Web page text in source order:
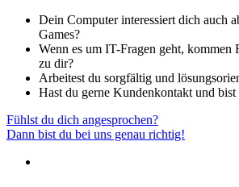
Dein Computer interessiert dich auch
Games?
Wenn es um IT-Fragen geht, kommen
zu dir?
Arbeitest du sorgfältig und
Hast du gerne Kundenkontakt und bist
Fühlst du dich angesprochen?
Dann bist du bei uns genau richtig!